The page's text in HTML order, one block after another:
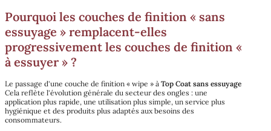
Pourquoi les couches de finition « sans
essuyage » remplacent-elles
progressivement les couches de finition «
à essuyer » ?
Le passage d'une couche de finition « wipe » à Top Coat sans essuyage
Cela reflète l'évolution générale du secteur des ongles : une
application plus rapide, une utilisation plus simple, un service plus
hygiénique et des produits plus adaptés aux besoins des
consommateurs.